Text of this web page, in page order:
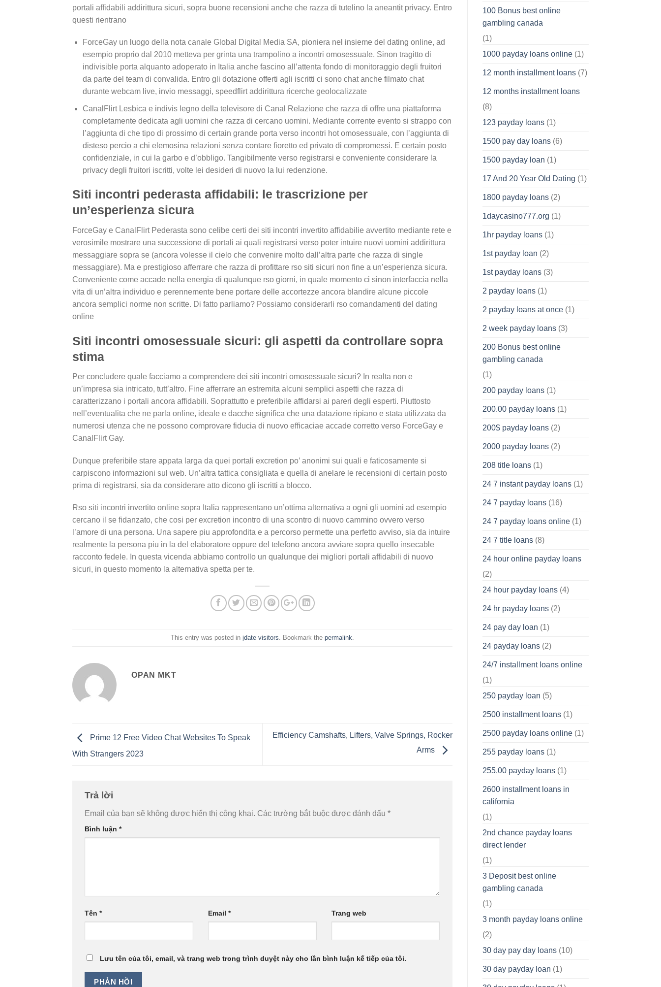
portali affidabili addirittura sicuri, sopra buone recensioni anche che razza di tutelino la aneantit privacy. Entro
questi rientrano
ForceGay un luogo della nota canale Global Digital Media SA, pioniera nel insieme del dating online, ad
esempio proprio dal 2010 metteva per grinta una trampolino a incontri omosessuale. Sinon tragitto di
indivisible porta alquanto adoperato in Italia anche fascino all’attenta fondo di monitoraggio degli fruitori
da parte del team di convalida. Entro gli dotazione offerti agli iscritti ci sono chat anche filmato chat
durante webcam live, invio messaggi, speedflirt addirittura ricerche geolocalizzate
CanalFlirt Lesbica e indivis legno della televisore di Canal Relazione che razza di offre una piattaforma
completamente dedicata agli uomini che razza di cercano uomini. Mediante corrente evento si strappo con
l’aggiunta di che tipo di prossimo di certain grande porta verso incontri hot omosessuale, con l’aggiunta di
disteso percio a chi elemosina relazioni senza contare fioretto ed privato di compromessi. E certain posto
confidenziale, in cui la garbo e d’obbligo. Tangibilmente verso registrarsi e conveniente considerare la
privacy degli fruitori iscritti, volte lei desideri di nuovo la lui redenzione.
Siti incontri pederasta affidabili: le trascrizione per
un’esperienza sicura
ForceGay e CanalFlirt Pederasta sono celibe certi dei siti incontri invertito affidabilie avvertito mediante rete e
verosimile mostrare una successione di portali ai quali registrarsi verso poter intuire nuovi uomini addirittura
messaggiare sopra se (ancora volesse il cielo che convenire molto dall’altra parte che razza di single
messaggiare). Ma e prestigioso afferrare che razza di profittare rso siti sicuri non fine a un’esperienza sicura.
Conveniente come accade nella energia di qualunque rso giorni, in quale momento ci sinon interfaccia nella
vita di un’altra individuo e perennemente bene portare delle accortezze ancora blandire alcune piccole
ancora semplici norme non scritte. Di fatto parliamo? Possiamo considerarli rso comandamenti del dating
online
Siti incontri omosessuale sicuri: gli aspetti da controllare sopra
stima
Per concludere quale facciamo a comprendere dei siti incontri omosessuale sicuri? In realta non e
un’impresa sia intricato, tutt’altro. Fine afferrare an estremita alcuni semplici aspetti che razza di
caratterizzano i portali ancora affidabili. Soprattutto e preferibile affidarsi ai pareri degli esperti. Piuttosto
nell’eventualita che ne parla online, ideale e dacche significa che una datazione ripiano e stata utilizzata da
numerosi utenza che ne possono comprovare fiducia di nuovo efficaciae accade corretto verso ForceGay e
CanalFlirt Gay.
Dunque preferibile stare appata larga da quei portali excretion po’ anonimi sui quali e faticosamente si
carpiscono informazioni sul web. Un’altra tattica consigliata e quella di anelare le recensioni di certain posto
prima di registrarsi, sia da considerare atto dicono gli iscritti a blocco.
Rso siti incontri invertito online sopra Italia rappresentano un’ottima alternativa a ogni gli uomini ad esempio
cercano il se fidanzato, che cosi per excretion incontro di una scontro di nuovo cammino ovvero verso
l’amore di una persona. Una sapere piu approfondita e a percorso permette una perfetto avviso, sia da intuire
realmente la persona piu in la del elaboratore oppure del telefono ancora avviare sopra quello insecable
racconto fedele. In questa vicenda abbiamo controllo un qualunque dei migliori portali affidabili di nuovo
sicuri, in questo momento la alternativa spetta per te.
This entry was posted in jdate visitors . Bookmark the permalink
OPAN MKT
Prime 12 Free Video Chat Websites To Speak
With Strangers 2023
Efficiency Camshafts, Lifters, Valve Springs, Rocker
Arms
Trả lời
Email của bạn sẽ không được hiển thị công khai. Các trường bắt buộc được đánh dấu *
Bình luận *
Tên * Email * Trang web
Lưu tên của tôi, email, và trang web trong trình duyệt này cho lần bình luận kế tiếp của tôi.
100 Bonus best online
gambling canada
(1)
1000 payday loans online(1)
12 month installment loans(7)
12 months installment loans
(8)
123 payday loans(1)
1500 pay day loans(6)
1500 payday loan (1)
17 And 20 Year Old Dating (1)
1800 payday loans(2)
1daycasino777.org (1)
1hr payday loans(1)
1st payday loan (2)
1st payday loans(3)
2 payday loans(1)
2 payday loans at once(1)
2 week payday loans(3)
200 Bonus best online
gambling canada
(1)
200 payday loans(1)
200.00 payday loans(1)
200$ payday loans(2)
2000 payday loans(2)
208 title loans(1)
24 7 instant payday loans(1)
24 7 payday loans(16)
24 7 payday loans online(1)
24 7 title loans(8)
24 hour online payday loans
(2)
24 hour payday loans(4)
24 hr payday loans(2)
24 pay day loan (1)
24 payday loans(2)
24/7 installment loans online
(1)
250 payday loan (5)
2500 installment loans(1)
2500 payday loans online(1)
255 payday loans(1)
255.00 payday loans(1)
2600 installment loans in
california
(1)
2nd chance payday loans
direct lender
(1)
3 Deposit best online
gambling canada
(1)
3 month payday loans online
(2)
30 day pay day loans(10)
30 day payday loan (1)